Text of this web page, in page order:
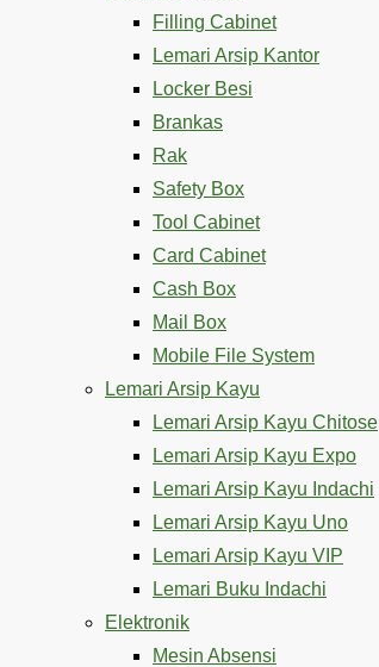
Filling Cabinet
Lemari Arsip Kantor
Locker Besi
Brankas
Rak
Safety Box
Tool Cabinet
Card Cabinet
Cash Box
Mail Box
Mobile File System
Lemari Arsip Kayu
Lemari Arsip Kayu Chitose
Lemari Arsip Kayu Expo
Lemari Arsip Kayu Indachi
Lemari Arsip Kayu Uno
Lemari Arsip Kayu VIP
Lemari Buku Indachi
Elektronik
Mesin Absensi